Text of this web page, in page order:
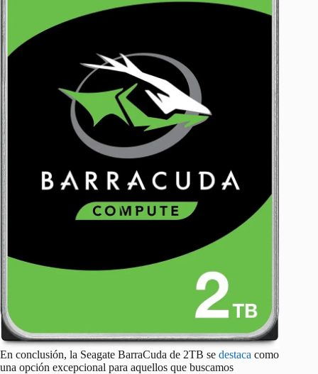
En conclusión, la Seagate BarraCuda de 2TB se destaca como
una opción excepcional para aquellos que buscamos